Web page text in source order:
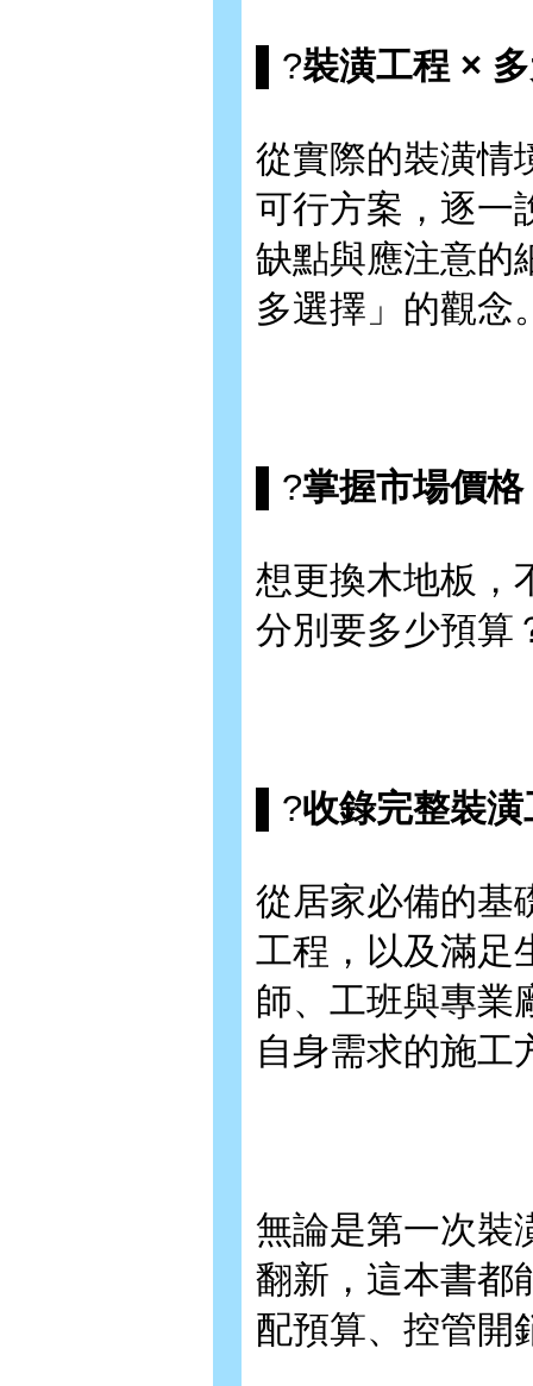
▌?裝潢工程 ×
從實際的裝潢情
可行方案，逐一
缺點與應注意的
多選擇」的觀念
▌?掌握市場價
想更換木地板，
分別要多少預算
▌?收錄完整裝
從居家必備的基
工程，以及滿足
師、工班與專業
自身需求的施工
無論是第一次裝
翻新，這本書都
配預算、控管開